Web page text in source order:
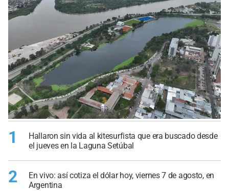
1
Hallaron sin vida al kitesurfista que era buscado desde
el jueves en la Laguna Setúbal
2
En vivo: así cotiza el dólar hoy, viernes 7 de agosto, en
Argentina